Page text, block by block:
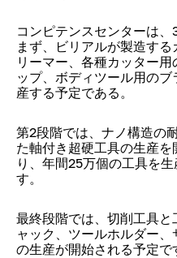
コンピテンスセンターは、
まず、ビリアルが製造する
リーマー、各種カッター
ップ、ボディツール用の
産する予定である。
第2段階では、ナノ構造の
た軸付き超硬工具の生産
り、年間25万個の工具を
す。
最終段階では、切削工具
ャック、ツールホルダー、
の生産が開始される予定で